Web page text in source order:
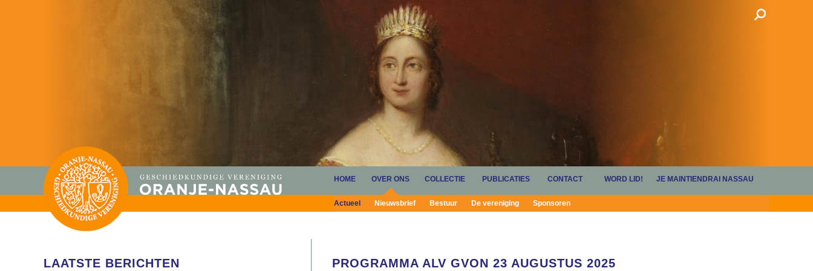
HOME OVER ONS
Actueel Nieuwsbrief Bestuur De vereniging Sponsoren
COLLECTIE PUBLICATIES CONTACT WORD LID! JE MAINTIENDRAI NASSAU
LAATSTE BERICHTEN PROGRAMMA ALV GVON 23 AUGUSTUS 2025